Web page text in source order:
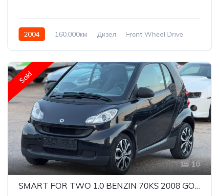
2004 160,000км Дизел Front Wheel Drive
Sold
10
SMART FOR TWO 1.0 BENZIN 70KS 2008 GODINA